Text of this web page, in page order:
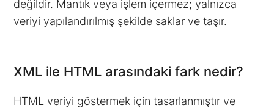
değildir. Mantık veya işlem içermez; yalnızca
veriyi yapılandırılmış şekilde saklar ve taşır.
XML ile HTML arasındaki fark nedir?
HTML veriyi göstermek için tasarlanmıştır ve